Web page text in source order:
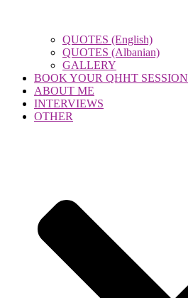
QUOTES (English)
QUOTES (Albanian)
GALLERY
BOOK YOUR QHHT SESSION
ABOUT ME
INTERVIEWS
OTHER